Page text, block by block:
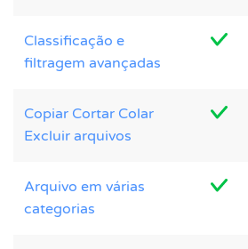
Classificação e
filtragem avançadas
Copiar Cortar Colar
Excluir arquivos
Arquivo em várias
categorias